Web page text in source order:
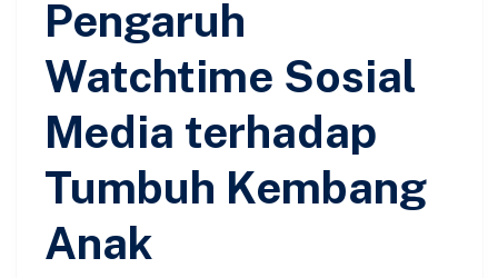
Pengaruh
Watchtime Sosial
Media terhadap
Tumbuh Kembang
Anak